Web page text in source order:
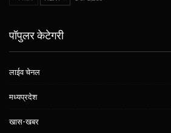
पॉपुलर केटेगरी
लाईव चेनल
मध्यप्रदेश
खास-खबर